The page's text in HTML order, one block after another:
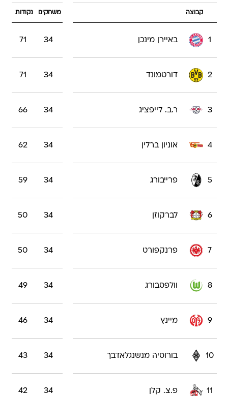
קבוצה משחקים נקודות
1 באיירן מינכן 34
71
2 דורטמונד 34
71
3 ר.ב. לייפציג 34
66
4 אוניון ברלין 34
62
5 פרייבורג 34
59
6 לברקוזן 34
50
7 פרנקפורט 34
50
8 וולפסבורג 34
49
9 מיינץ 34
46
10 בורוסיה מנשנגלאדבך 34
43
11 פ.צ. קלן 34
42